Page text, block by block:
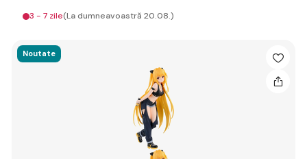
3 - 7 zile(La dumneavoastră 20.08.)
Noutate